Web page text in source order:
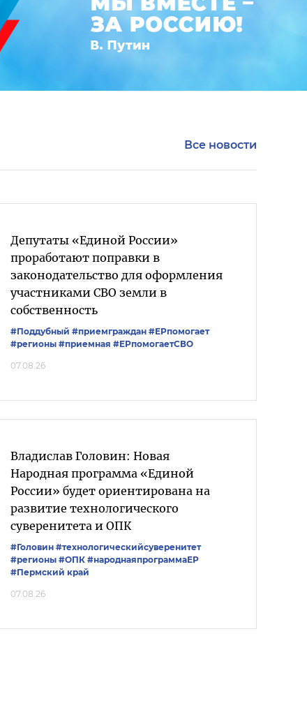
Все новости
Депутаты «Единой России»
проработают поправки в
законодательство для оформления
участниками СВО земли в
собственность
#Поддубный #приемграждан #ЕРпомогает
#регионы #приемная #ЕРпомогаетСВО
07.08.26
Владислав Головин: Новая
Народная программа «Единой
России» будет ориентирована на
развитие технологического
суверенитета и ОПК
#Головин #технологическийсуверенитет
#регионы #ОПК #народнаяпрограммаЕР
#Пермский край
07.08.26